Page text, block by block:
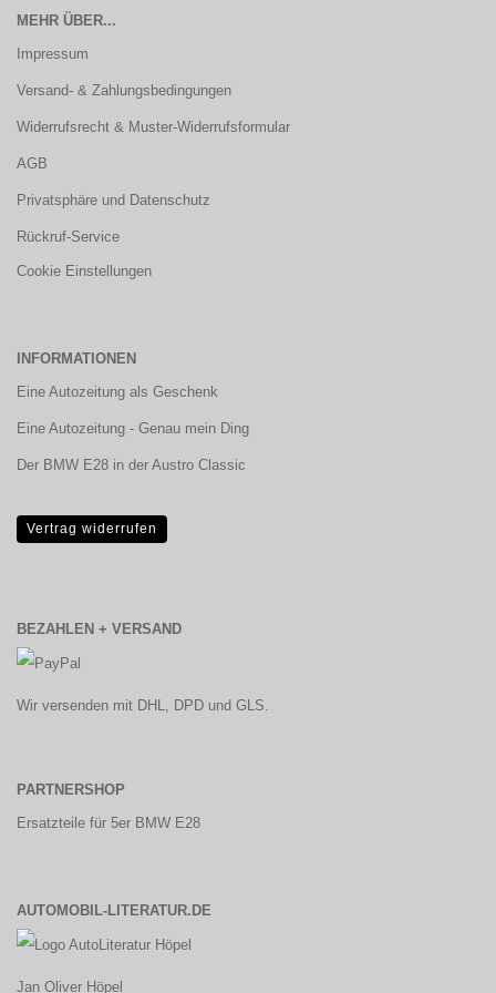
MEHR ÜBER...
Impressum
Versand- & Zahlungsbedingungen
Widerrufsrecht & Muster-Widerrufsformular
AGB
Privatsphäre und Datenschutz
Rückruf-Service
Cookie Einstellungen
INFORMATIONEN
Eine Autozeitung als Geschenk
Eine Autozeitung - Genau mein Ding
Der BMW E28 in der Austro Classic
Vertrag widerrufen
BEZAHLEN + VERSAND
Wir versenden mit DHL, DPD und GLS.
PARTNERSHOP
Ersatzteile für 5er BMW E28
AUTOMOBIL-LITERATUR.DE
Jan Oliver Höpel